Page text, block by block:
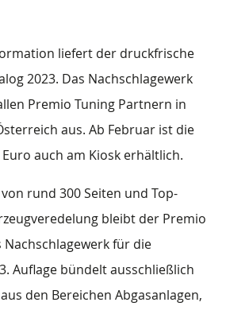
liefert der druckfrische
2023. Das Nachschlagewerk
Premio Tuning Partnern in
aus. Ab Februar ist die
auch am Kiosk erhältlich.
rund 300 Seiten und Top-
bleibt der Premio
Nachschlagewerk für die
Auflage bündelt ausschließlich
den Bereichen Abgasanlagen,